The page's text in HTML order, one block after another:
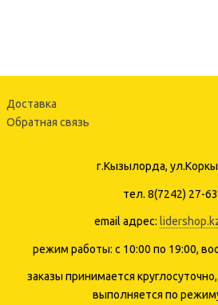
Доставка
Обратная связь
г.Кызылорда,
тел. 8(7242) 27-
email адрес:
режим работы: с 10:00 по 19:00,
заказы принимается
выполняется по